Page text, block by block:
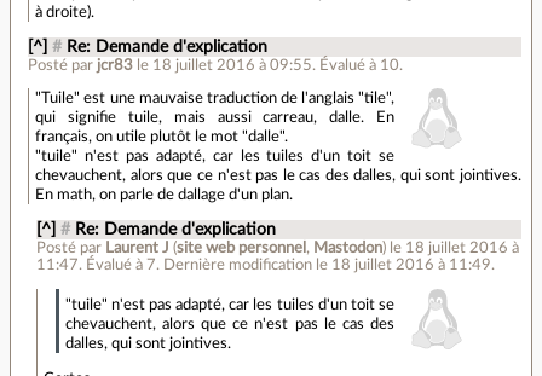
à droite).
[^] # Re: Demande d'explication
Posté par jcr83 le 18 juillet 2016 à 09:55. Évalué à 10.
"Tuile" est une mauvaise traduction de l'anglais "tile",
qui signifie tuile, mais aussi carreau, dalle. En
français, on utile plutôt le mot "dalle".
"tuile" n'est pas adapté, car les tuiles d'un toit se
chevauchent, alors que ce n'est pas le cas des dalles, qui sont jointives.
En math, on parle de dallage d'un plan.
[^] # Re: Demande d'explication
Posté par Laurent J (site web personnel , Mastodon) le 18 juillet 2016 à
11:47. Évalué à 7. Dernière modification le 18 juillet 2016 à 11:49.
"tuile" n'est pas adapté, car les tuiles d'un toit se
chevauchent, alors que ce n'est pas le cas des
dalles, qui sont jointives.